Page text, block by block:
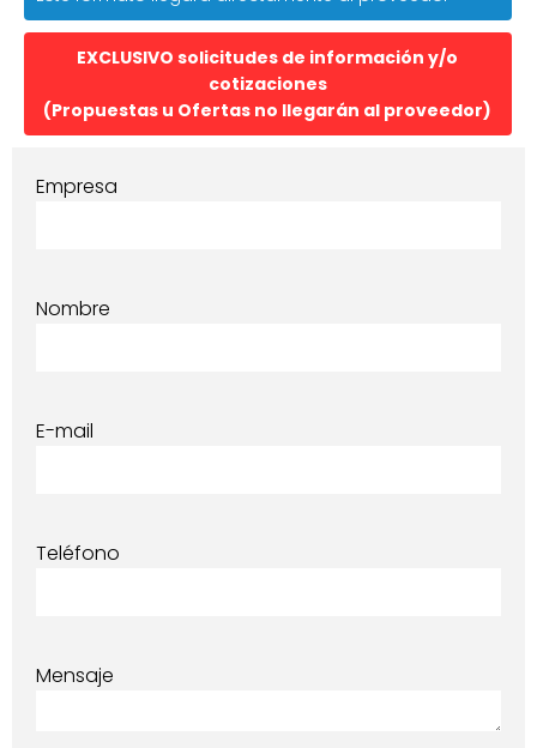
EXCLUSIVO solicitudes de información y/o
cotizaciones
(Propuestas u Ofertas no llegarán al proveedor)
Empresa
Nombre
E-mail
Teléfono
Mensaje